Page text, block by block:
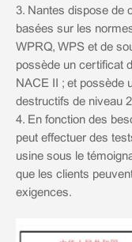
3. Nantes dispose de
basées sur les
WPRQ, WPS et de
possède un certificat
NACE II ; et possède
destructifs de niveau
4. En fonction des
peut effectuer des
usine sous le
que les clients
exigences.